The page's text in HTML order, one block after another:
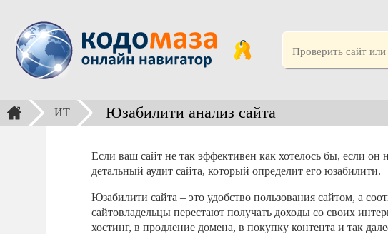
ИТ Юзабилити анализ сайта
Если ваш сайт не так эффективен как хотелось бы, если
детальный аудит сайта, который определит его юзабилити.
Юзабилити сайта – это удобство пользования сайтом, а
сайтовладельцы перестают получать доходы со своих
хостинг, в продление домена, в покупку контента и так